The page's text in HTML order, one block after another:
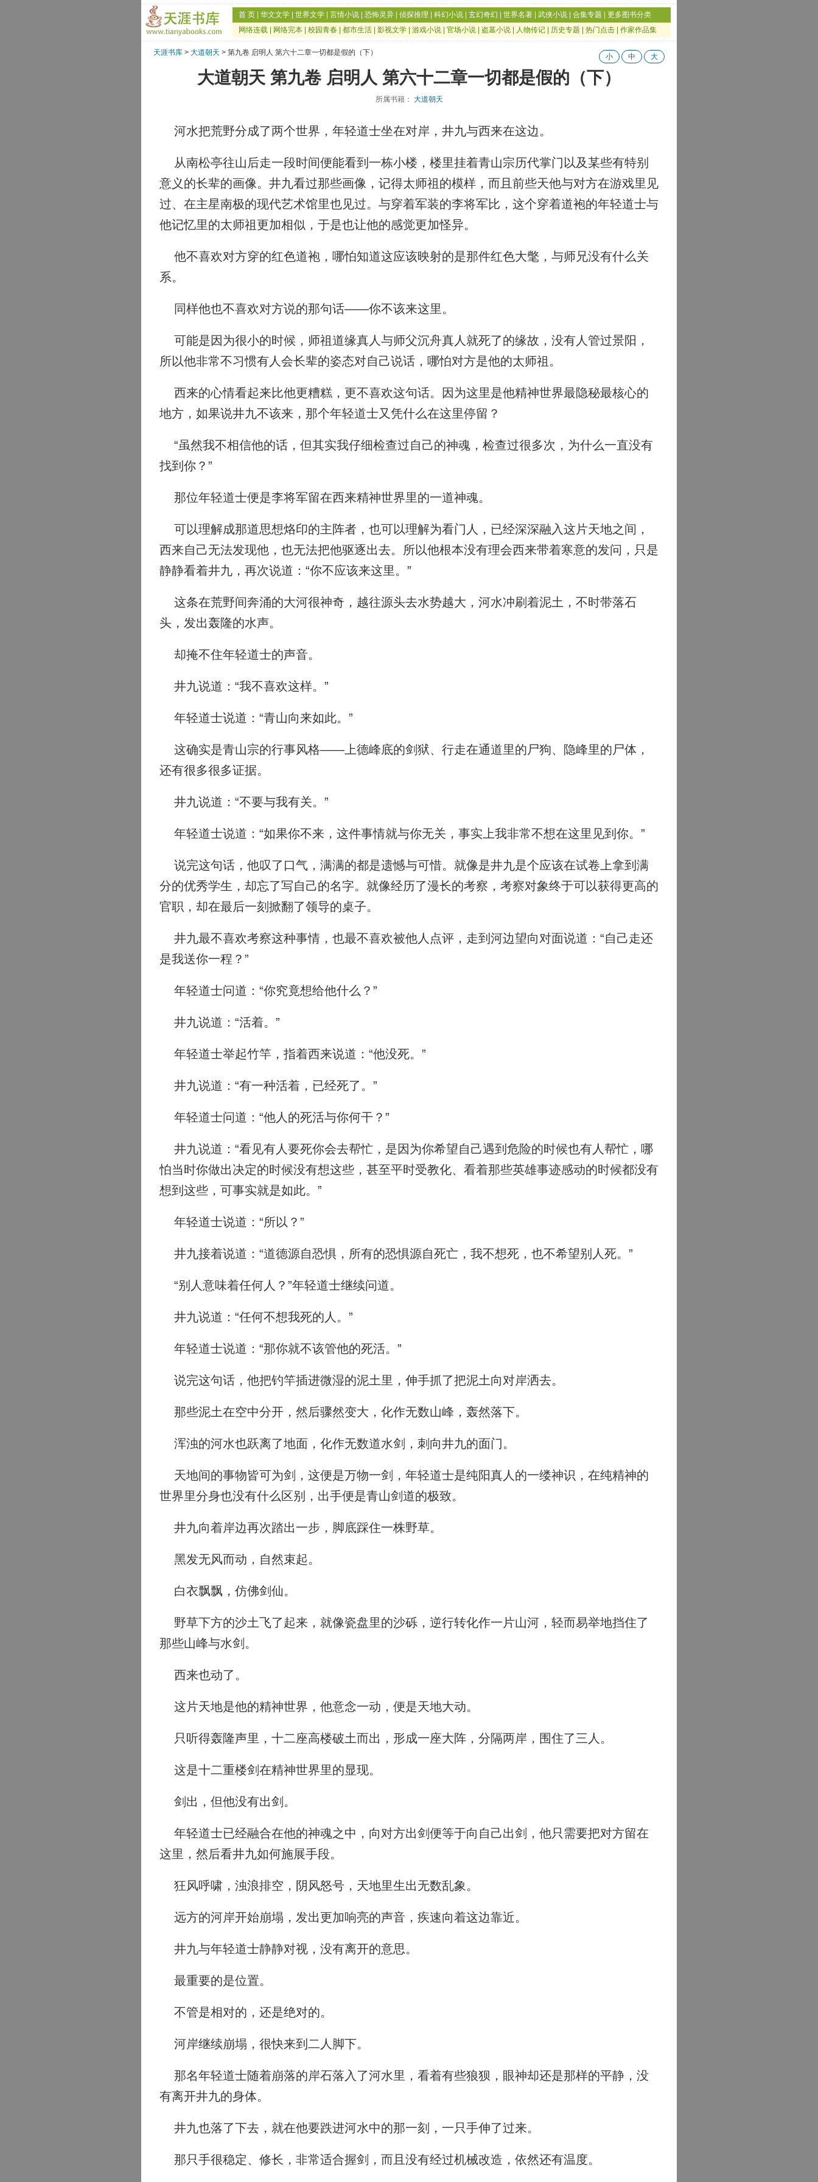
首 页 华文文学 世界文学 言情小说 恐怖灵异 侦探推理 科幻小说 玄幻奇幻 世界名著 武侠小说 合集专题
更多图书分类
网络连载
网络完本 校园青春 都市生活 影视文学 游戏小说 官场小说 盗墓小说 人物传记 历史专题 热门点击 作家作品集
天涯书库 > 大道朝天 > 第九卷 启明人 第六十二章一切都是假的（下） 小 中 大
大道朝天 第九卷 启明人 第六十二章一切都是假的（下）
所属书籍： 大道朝天
河水把荒野分成了两个世界，年轻道士坐在对岸，井九与西来在这边。
从南松亭往山后走一段时间便能看到一栋小楼，楼里挂着青山宗历代掌门以及某些有特别
意义的长辈的画像。井九看过那些画像，记得太师祖的模样，而且前些天他与对方在游戏里见
过、在主星南极的现代艺术馆里也见过。与穿着军装的李将军比，这个穿着道袍的年轻道士与
他记忆里的太师祖更加相似，于是也让他的感觉更加怪异。
他不喜欢对方穿的红色道袍，哪怕知道这应该映射的是那件红色大氅，与师兄没有什么关
系。
同样他也不喜欢对方说的那句话——你不该来这里。
可能是因为很小的时候，师祖道缘真人与师父沉舟真人就死了的缘故，没有人管过景阳，
所以他非常不习惯有人会长辈的姿态对自己说话，哪怕对方是他的太师祖。
西来的心情看起来比他更糟糕，更不喜欢这句话。因为这里是他精神世界最隐秘最核心的
地方，如果说井九不该来，那个年轻道士又凭什么在这里停留？
“虽然我不相信他的话，但其实我仔细检查过自己的神魂，检查过很多次，为什么一直没有
找到你？”
那位年轻道士便是李将军留在西来精神世界里的一道神魂。
可以理解成那道思想烙印的主阵者，也可以理解为看门人，已经深深融入这片天地之间，
西来自己无法发现他，也无法把他驱逐出去。所以他根本没有理会西来带着寒意的发问，只是
静静看着井九，再次说道：“你不应该来这里。”
这条在荒野间奔涌的大河很神奇，越往源头去水势越大，河水冲刷着泥土，不时带落石
头，发出轰隆的水声。
却掩不住年轻道士的声音。
井九说道：“我不喜欢这样。”
年轻道士说道：“青山向来如此。”
这确实是青山宗的行事风格——上德峰底的剑狱、行走在通道里的尸狗、隐峰里的尸体，
还有很多很多证据。
井九说道：“不要与我有关。”
年轻道士说道：“如果你不来，这件事情就与你无关，事实上我非常不想在这里见到你。”
说完这句话，他叹了口气，满满的都是遗憾与可惜。就像是井九是个应该在试卷上拿到满
分的优秀学生，却忘了写自己的名字。就像经历了漫长的考察，考察对象终于可以获得更高的
官职，却在最后一刻掀翻了领导的桌子。
井九最不喜欢考察这种事情，也最不喜欢被他人点评，走到河边望向对面说道：“自己走还
是我送你一程？”
年轻道士问道：“你究竟想给他什么？”
井九说道：“活着。”
年轻道士举起竹竿，指着西来说道：“他没死。”
井九说道：“有一种活着，已经死了。”
年轻道士问道：“他人的死活与你何干？”
井九说道：“看见有人要死你会去帮忙，是因为你希望自己遇到危险的时候也有人帮忙，哪
怕当时你做出决定的时候没有想这些，甚至平时受教化、看着那些英雄事迹感动的时候都没有
想到这些，可事实就是如此。”
年轻道士说道：“所以？”
井九接着说道：“道德源自恐惧，所有的恐惧源自死亡，我不想死，也不希望别人死。”
“别人意味着任何人？”年轻道士继续问道。
井九说道：“任何不想我死的人。”
年轻道士说道：“那你就不该管他的死活。”
说完这句话，他把钓竿插进微湿的泥土里，伸手抓了把泥土向对岸洒去。
那些泥土在空中分开，然后骤然变大，化作无数山峰，轰然落下。
浑浊的河水也跃离了地面，化作无数道水剑，刺向井九的面门。
天地间的事物皆可为剑，这便是万物一剑，年轻道士是纯阳真人的一缕神识，在纯精神的
世界里分身也没有什么区别，出手便是青山剑道的极致。
井九向着岸边再次踏出一步，脚底踩住一株野草。
黑发无风而动，自然束起。
白衣飘飘，仿佛剑仙。
野草下方的沙土飞了起来，就像瓷盘里的沙砾，逆行转化作一片山河，轻而易举地挡住了
那些山峰与水剑。
西来也动了。
这片天地是他的精神世界，他意念一动，便是天地大动。
只听得轰隆声里，十二座高楼破土而出，形成一座大阵，分隔两岸，围住了三人。
这是十二重楼剑在精神世界里的显现。
剑出，但他没有出剑。
年轻道士已经融合在他的神魂之中，向对方出剑便等于向自己出剑，他只需要把对方留在
这里，然后看井九如何施展手段。
狂风呼啸，浊浪排空，阴风怒号，天地里生出无数乱象。
远方的河岸开始崩塌，发出更加响亮的声音，疾速向着这边靠近。
井九与年轻道士静静对视，没有离开的意思。
最重要的是位置。
不管是相对的，还是绝对的。
河岸继续崩塌，很快来到二人脚下。
那名年轻道士随着崩落的岸石落入了河水里，看着有些狼狈，眼神却还是那样的平静，没
有离开井九的身体。
井九也落了下去，就在他要跌进河水中的那一刻，一只手伸了过来。
那只手很稳定、修长，非常适合握剑，而且没有经过机械改造，依然还有温度。